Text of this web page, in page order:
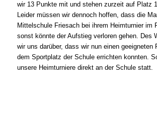
wir 13 Punkte mit und stehen zurzeit auf Platz
Leider müssen wir dennoch hoffen, dass die
Mittelschule Friesach bei ihrem Heimturnier im
sonst könnte der Aufstieg verloren gehen. Des
wir uns darüber, dass wir nun einen geeigneten
dem Sportplatz der Schule errichten konnten.
unsere Heimturniere direkt an der Schule statt.